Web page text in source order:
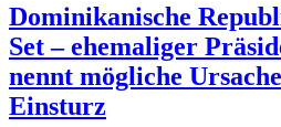
Dominikanische
Set – ehemaliger
nennt mögliche
Einsturz